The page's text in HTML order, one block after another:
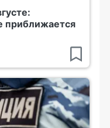
приближается